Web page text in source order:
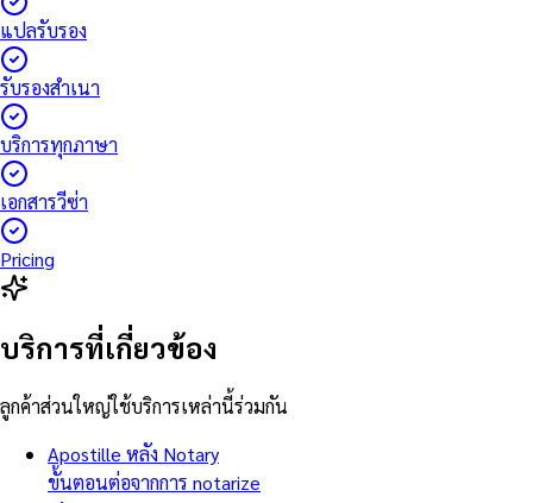
แปลรับรอง
รับรองสำเนา
บริการทุกภาษา
เอกสารวีซ่า
Pricing
บริการที่เกี่ยวข้อง
ลูกค้าส่วนใหญ่ใช้บริการเหล่านี้ร่วมกัน
Apostille หลัง Notary
ขั้นตอนต่อจากการ notarize